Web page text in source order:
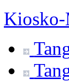
Kiosko-